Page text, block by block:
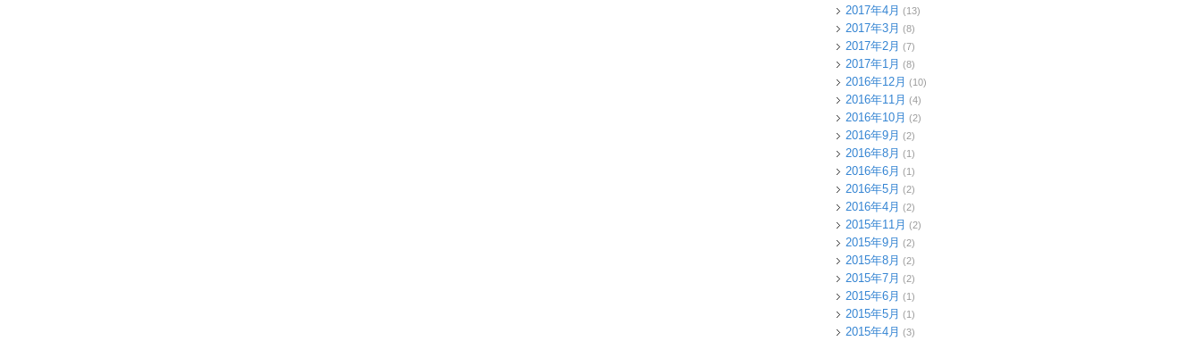
2017年4月 (13)
2017年3月 (8)
2017年2月 (7)
2017年1月 (8)
2016年12月 (10)
2016年11月 (4)
2016年10月 (2)
2016年9月 (2)
2016年8月 (1)
2016年6月 (1)
2016年5月 (2)
2016年4月 (2)
2015年11月 (2)
2015年9月 (2)
2015年8月 (2)
2015年7月 (2)
2015年6月 (1)
2015年5月 (1)
2015年4月 (3)